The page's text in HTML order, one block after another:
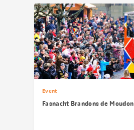
Event
Fasnacht Brandons de Moudon